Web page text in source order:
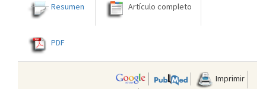
Resumen Artículo completo
PDF
Imprimir